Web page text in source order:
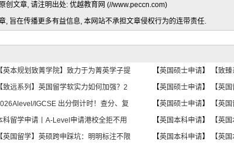
创文章, 请注明出处: 优越教育网 (//www.peccn.com)
, 旨在传播更多有益信息, 本网站不承担文章侵权行为的连带责任.
【英本规划致菁学院】致力于为菁英学子提 【英国硕士申请】
【致
【致远系列】英国留学软实力如何加强？2 【英国硕士申请】
【英
IGCSE 出分倒计时！查分、复 【英国硕士申请】
【英
科留学申请丨A-Level申请港校全拒不用 【英国本科申请】
【英
【英国留学】英硕跨申踩坑：明明标注不限 【英国本科申请】
【英